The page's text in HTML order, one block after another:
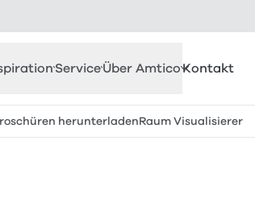
ServiceÜber AmticoKontakt
herunterladenRaum Visualisierer